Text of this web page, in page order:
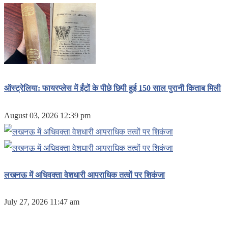
ऑस्ट्रेलिया: फायरप्लेस में ईंटों के पीछे छिपी हुई 150 साल पुरानी किताब मिली
August 03, 2026 12:39 pm
लखनऊ में अधिवक्ता वेशधारी आपराधिक तत्वों पर शिकंजा
July 27, 2026 11:47 am